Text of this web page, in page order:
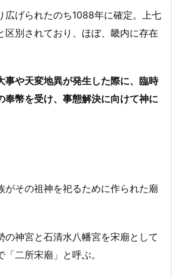
広げられたのち1088年に確定。上七
区別されており、ほぼ、畿内に存在
事や天変地異が発生した際に、臨時
奉幣を受け、事態解決に向けて神に
がその祖神を祀るために作られた廟
の神宮と石清水八幡宮を宋廟として
二所宋廟」と呼ぶ。